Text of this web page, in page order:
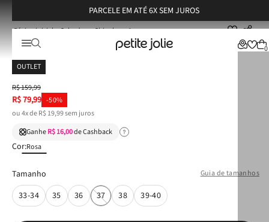
PARCELE EM ATÉ 6X SEM JUROS
0
Calçados Chinelos Chinelo Petite Jolie Blitz Light Rose PJ7278
Chinelo Petite Jolie Blitz Light Rose PJ7278
OUTLET
R$159,99
R$79,99 -50%
ou4x deR$ 19,99sem juros
GanheR$ 16,00de Cashback
Cor:Rosa
Guia de tamanhos
Tamanho
33-34
35 36 37 38 39-40